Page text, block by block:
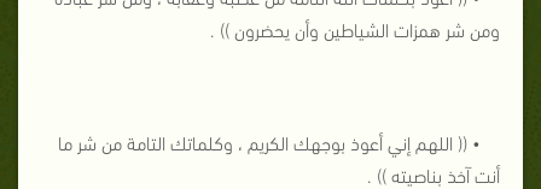
ومن شر همزات الشياطين وأن يحضرون )) .
• (( اللهم إني أعوذ بوجهك الكريم ، وكلماتك التامة من شر ما
أنت آخذ بناصيته )) .